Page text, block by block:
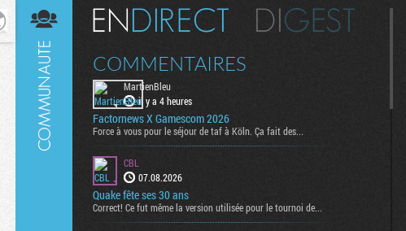
Digest
COMMENTAIRES
MartienBleu
il y a 4 heures
Factornews X Gamescom 2026
Force à vous pour le séjour de taf à Köln. Ça fait des...
CBL
07.08.2026
Quake fête ses 30 ans
Correct! Ce fut même la version utilisée pour le tournoi de...